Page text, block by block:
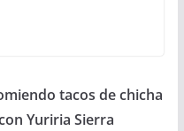
tacos de chicha
Yuriria Sierra